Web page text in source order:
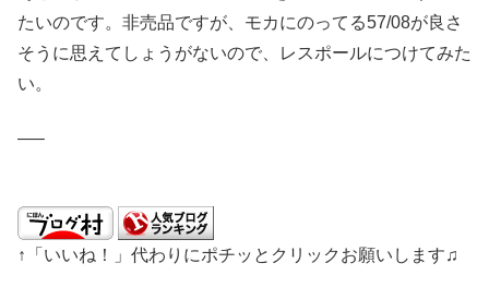
たいのです。非売品ですが、モカにのってる57/08が良さ
そうに思えてしょうがないので、レスポールにつけてみた
い。
—–
↑「いいね！」代わりにポチッとクリックお願いします♫